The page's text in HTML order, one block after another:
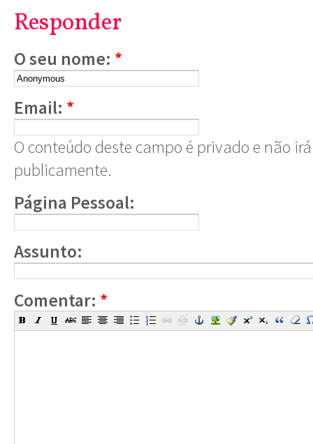
Responder
O seu nome: *
Email: *
O conteúdo deste campo é privado e não
publicamente.
Página Pessoal:
Assunto:
Comentar: *